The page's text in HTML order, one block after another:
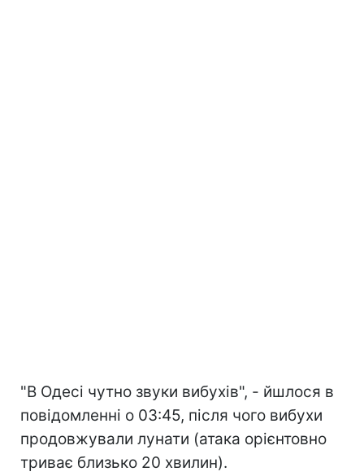
"В Одесі чутно звуки вибухів", - йшлося в
повідомленні о 03:45, після чого вибухи
продовжували лунати (атака орієнтовно
триває близько 20 хвилин).